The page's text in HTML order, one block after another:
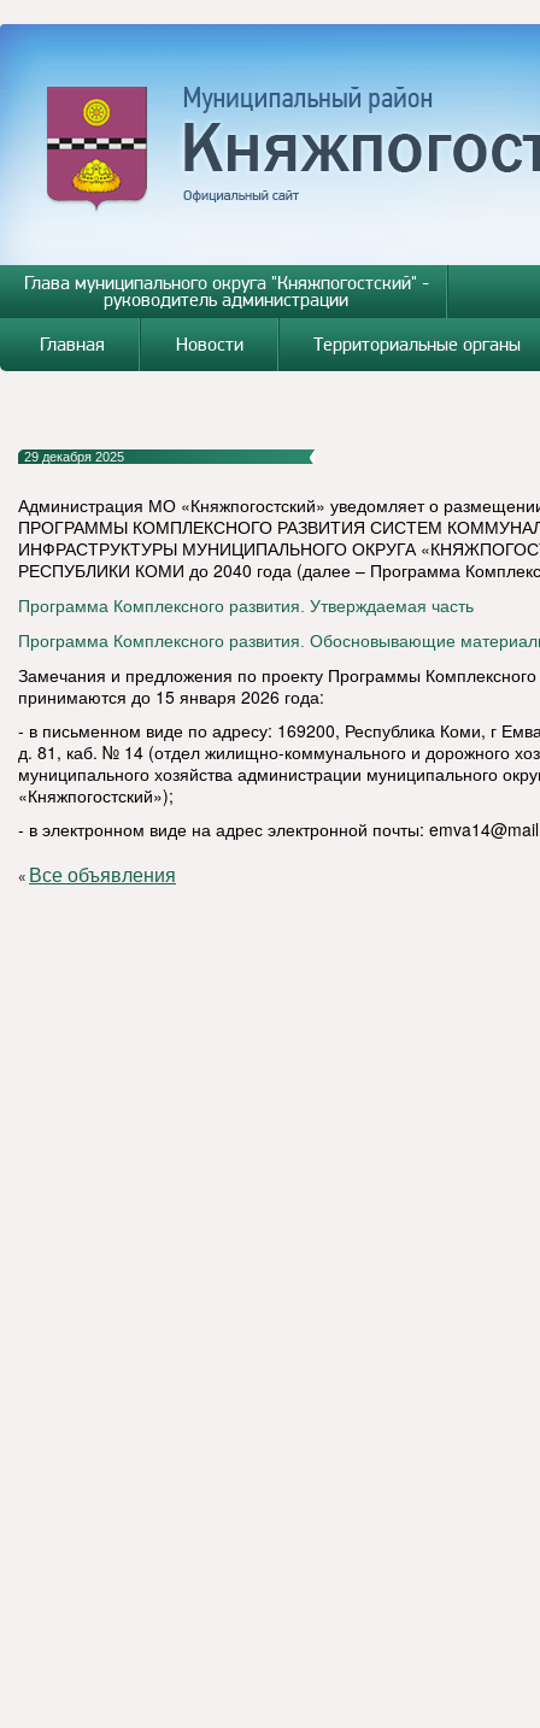
Глава муниципального округа "Княжпогостский" -
руководитель администрации
Главная
Новости Территориальные органы
29 декабря 2025
Администрация МО «Княжпогостский» уведомляет о
ПРОГРАММЫ КОМПЛЕКСНОГО РАЗВИТИЯ СИСТЕМ
ИНФРАСТРУКТУРЫ МУНИЦИПАЛЬНОГО ОКРУГА
РЕСПУБЛИКИ КОМИ до 2040 года (далее – Программа
Программа Комплексного развития. Утверждаемая часть
Программа Комплексного развития. Обосновывающие
Замечания и предложения по проекту Программы Комплексного
принимаются до 15 января 2026 года:
- в письменном виде по адресу: 169200, Республика Коми, г
д. 81, каб. № 14 (отдел жилищно-коммунального и дорожного
муниципального хозяйства администрации муниципального
«Княжпогостский»);
- в электронном виде на адрес электронной почты:
« Все объявления